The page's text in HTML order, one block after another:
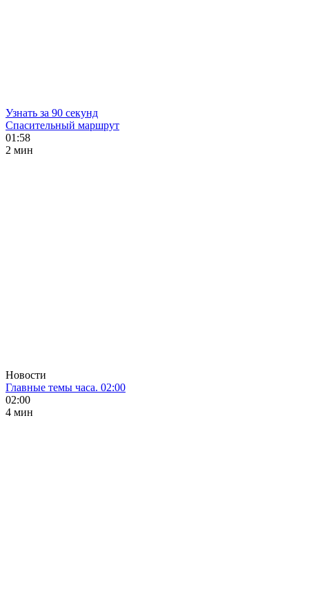
Узнать за 90 секунд
Спасительный маршрут
01:58
2 мин
Новости
Главные темы часа. 02:00
02:00
4 мин